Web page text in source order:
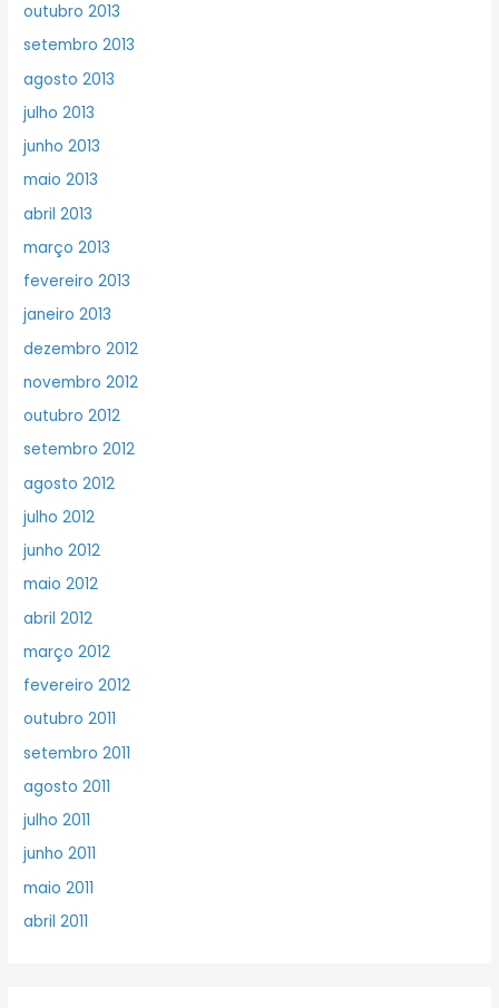
outubro 2013
setembro 2013
agosto 2013
julho 2013
junho 2013
maio 2013
abril 2013
março 2013
fevereiro 2013
janeiro 2013
dezembro 2012
novembro 2012
outubro 2012
setembro 2012
agosto 2012
julho 2012
junho 2012
maio 2012
abril 2012
março 2012
fevereiro 2012
outubro 2011
setembro 2011
agosto 2011
julho 2011
junho 2011
maio 2011
abril 2011